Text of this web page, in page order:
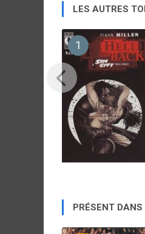
LES AUTRES
1
PRÉSENT DANS